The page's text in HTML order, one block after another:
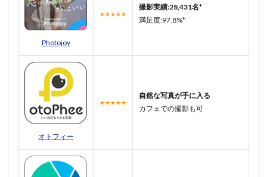
Photojoy
★★★★★
撮影実績:28,431名*
満足度:97.8%*
オトフィー
★★★★★
自然な写真が手に入る
カフェでの撮影も可